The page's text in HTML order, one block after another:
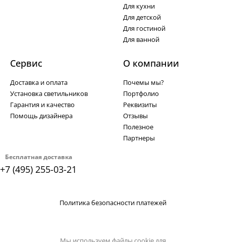
Бесплатная доставка
+7 (495) 255-03-21
Для кухни
Для детской
Для гостиной
Для ванной
Сервис
Доставка и оплата
Установка светильников
Гарантия и качество
Помощь дизайнера
О компании
Почемы мы?
Портфолио
Реквизиты
Отзывы
Полезное
Партнеры
Политика безопасности платежей